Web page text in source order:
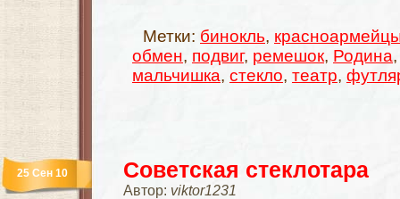
Метки: бинокль,
обмен, подвиг, ремешок, Родина
мальчишка, стекло, театр,
Советская стеклотара
Автор: viktor1231
25 Сен 10